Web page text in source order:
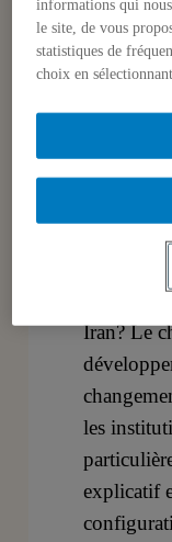
islamique
stratégies
adoptées
Quels
la
Iran? Le
les
explicatif
informations qui
le site, de vous
statistiques de
choix en